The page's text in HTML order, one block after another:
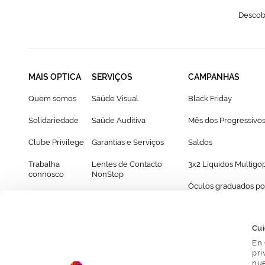
En
MAIS OPTICA
Quem somos
Solidariedade
Clube Privilege
Trabalha
connosco
SERVIÇOS
Saúde Visual
Saúde Auditiva
Garantias e Serviços
Lentes de Contacto
NonStop
CAMPANHAS
Black Friday
Mês dos Progressivos
Saldos
3x2 Líquidos
Óculos graduados